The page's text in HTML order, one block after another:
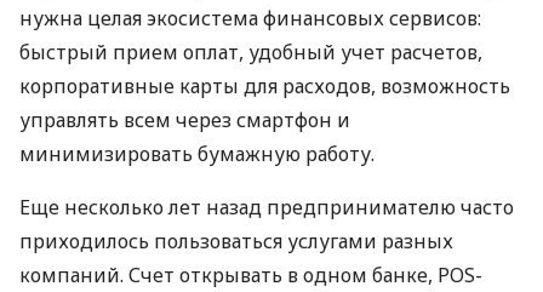
нужна целая экосистема финансовых сервисов:
быстрый прием оплат, удобный учет расчетов,
корпоративные карты для расходов, возможность
управлять всем через смартфон и
минимизировать бумажную работу.
Еще несколько лет назад предпринимателю часто
приходилось пользоваться услугами разных
компаний. Счет открывать в одном банке, POS-